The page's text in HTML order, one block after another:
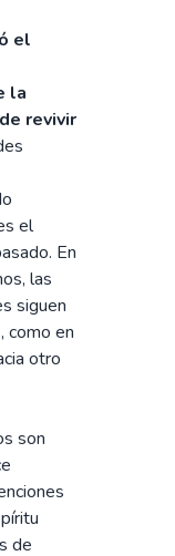
el
la
revivir
el
En
las
siguen
como en
otro
son
de